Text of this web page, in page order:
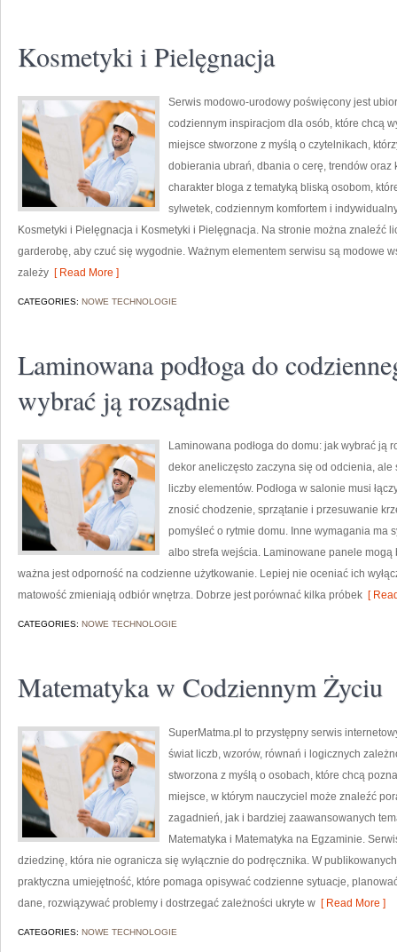
Kosmetyki i Pielęgnacja
Serwis modowo-urodowy poświęcony jest
codziennym inspiracjom dla osób, które chcą
miejsce stworzone z myślą o czytelnikach,
dobierania ubrań, dbania o cerę, trendów oraz
charakter bloga z tematyką bliską osobom,
sylwetek, codziennym komfortem i
Kosmetyki i Pielęgnacja i Kosmetyki i Pielęgnacja. Na stronie można znaleźć
garderobę, aby czuć się wygodnie. Ważnym elementem serwisu są modowe
zależy [ Read More ]
CATEGORIES: NOWE TECHNOLOGIE
Laminowana podłoga do
wybrać ją rozsądnie
Laminowana podłoga do domu: jak wybrać ją
dekor aneliczęsto zaczyna się od odcienia,
liczby elementów. Podłoga w salonie musi
znosić chodzenie, sprzątanie i przesuwanie
pomyśleć o rytmie domu. Inne wymagania ma
albo strefa wejścia. Laminowane panele
ważna jest odporność na codzienne użytkowanie. Lepiej nie oceniać ich
matowość zmieniają odbiór wnętrza. Dobrze jest porównać kilka próbek [
CATEGORIES: NOWE TECHNOLOGIE
Matematyka w Codziennym Życiu
SuperMatma.pl to przystępny serwis
świat liczb, wzorów, równań i logicznych
stworzona z myślą o osobach, które chcą
miejsce, w którym nauczyciel może znaleźć
zagadnień, jak i bardziej zaawansowanych
Matematyka i Matematyka na Egzaminie.
dziedzinę, która nie ogranicza się wyłącznie do podręcznika. W
praktyczna umiejętność, które pomaga opisywać codzienne sytuacje,
dane, rozwiązywać problemy i dostrzegać zależności ukryte w [ Read More ]
CATEGORIES: NOWE TECHNOLOGIE